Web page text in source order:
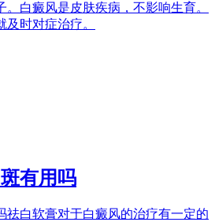
白癜风是皮肤疾病，不影响生育。
时对症治疗。
有用吗
祛白软膏对于白癜风的治疗有一定的